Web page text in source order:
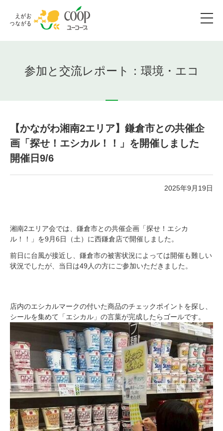
参加と交流レポート：環境・エコ
【かながわ湘南2エリア】鎌倉市との共催企
画「探せ！エシカル！！」を開催しました
開催日9/6
2025年9月19日
湘南2エリア会では、鎌倉市との共催企画「探せ！エシカ
ル！！」を9月6日（土）に西鎌倉店で開催しました。
前日に台風が接近し、鎌倉市の被害状況によっては開催も難しい
状況でしたが、当日は49人の方にご参加いただきました。
店内のエシカルマークの付いた商品のチェックポイントを探し、
シールを集めて「エシカル」の言葉が完成したらゴールです。